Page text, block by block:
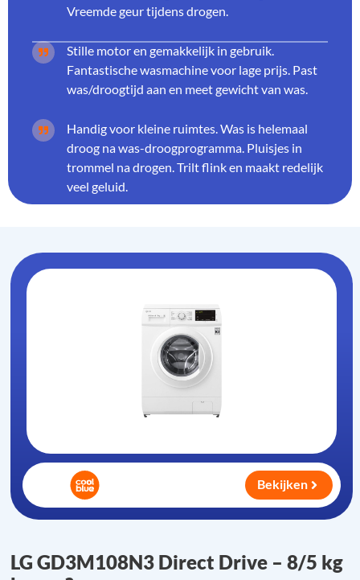
Vreemde geur tijdens drogen.
Stille motor en gemakkelijk in gebruik.
Fantastische wasmachine voor lage prijs. Past
was/droogtijd aan en meet gewicht van was.
Handig voor kleine ruimtes. Was is helemaal
droog na was-droogprogramma. Pluisjes in
trommel na drogen. Trilt flink en maakt redelijk
veel geluid.
LG GD3M108N3 Direct Drive – 8/5 kg
Bekijken